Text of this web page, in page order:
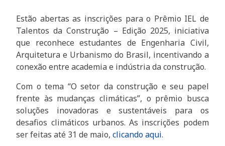
Estão abertas as inscrições para o Prêmio IEL de
Talentos da Construção – Edição 2025, iniciativa
que reconhece estudantes de Engenharia Civil,
Arquitetura e Urbanismo do Brasil, incentivando a
conexão entre academia e indústria da construção.
Com o tema “O setor da construção e seu papel
frente às mudanças climáticas”, o prêmio busca
soluções inovadoras e sustentáveis para os
desafios climáticos urbanos. As inscrições podem
ser feitas até 31 de maio,clicando aqui.